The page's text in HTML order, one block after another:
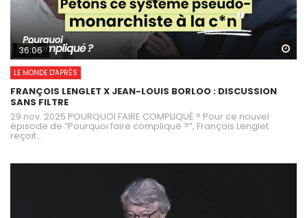
36:06
LE MONDE D'APRÈS
FRANÇOIS LENGLET X JEAN-LOUIS BORLOO : DISCUSSION
SANS FILTRE
29 nov. 2025 POURQUOI FAIRE COMPLIQUÉ ? Pour ce nouvel
épisode de “Pourquoi faire compliqué ?”, François Lenglet
reçoit...